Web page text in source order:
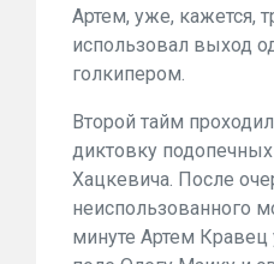
Артем, уже, кажется,
использовал выход
голкипером.
Второй тайм
диктовку
Хацкевича. После
неиспользованного
минуте Артем Кравец